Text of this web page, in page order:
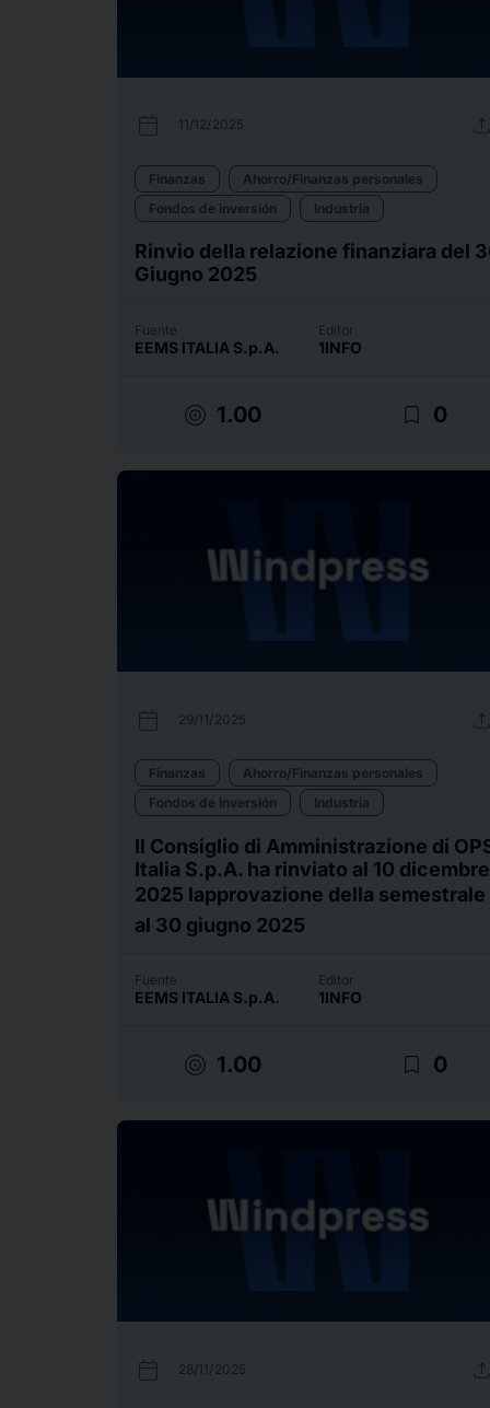
calendar_today 11/12/2025
Finanzas
Ahorro/Finanzas personales
Fondos de inversión
Industria
Rinvio della relazione finanziara del
Giugno 2025
Fuente
EEMS ITALIA S.p.A.
Editor
1INFO
target 1.00 bookmark_border 0
calendar_today 29/11/2025
Finanzas
Ahorro/Finanzas personales
Fondos de inversión
Industria
Il Consiglio di Amministrazione di
Italia S.p.A. ha rinviato al 10 dicembre
2025 lapprovazione della semestrale
al 30 giugno 2025
Fuente
EEMS ITALIA S.p.A.
Editor
1INFO
target 1.00 bookmark_border 0
calendar_today 28/11/2025